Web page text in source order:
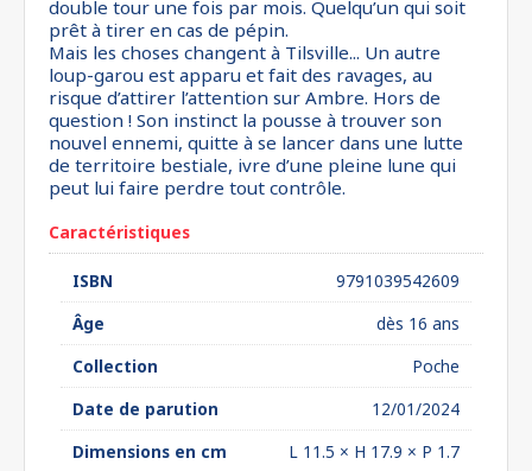
double tour une fois par mois. Quelqu’un qui soit
prêt à tirer en cas de pépin.
Mais les choses changent à Tilsville... Un autre
loup-garou est apparu et fait des ravages, au
risque d’attirer l’attention sur Ambre. Hors de
question ! Son instinct la pousse à trouver son
nouvel ennemi, quitte à se lancer dans une lutte
de territoire bestiale, ivre d’une pleine lune qui
peut lui faire perdre tout contrôle.
Caractéristiques
ISBN
9791039542609
Âge
dès 16 ans
Collection
Poche
Date de parution
12/01/2024
Dimensions en cm
L 11.5 × H 17.9 × P 1.7